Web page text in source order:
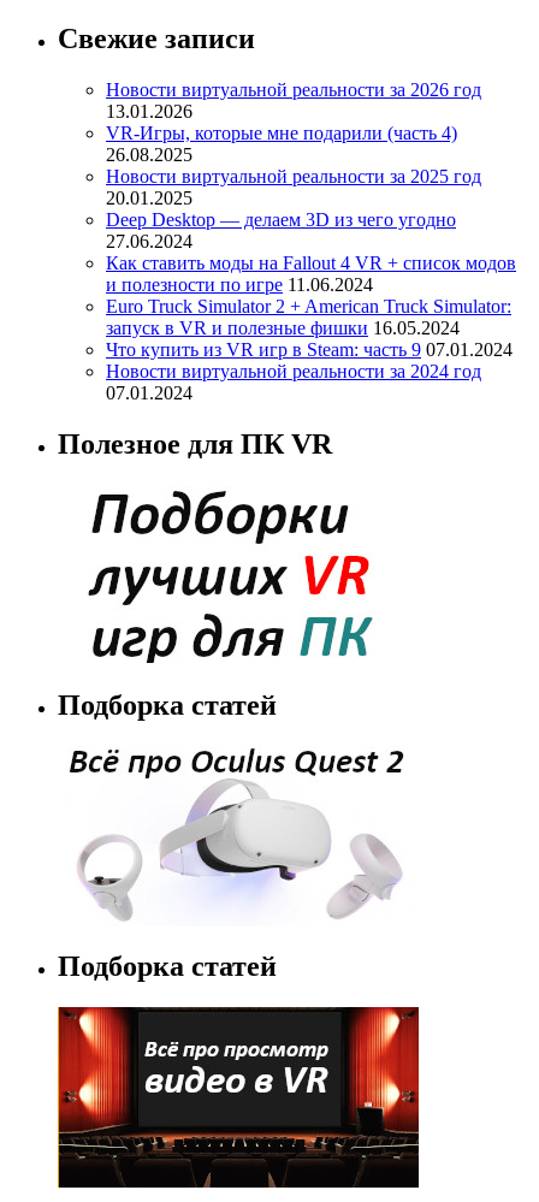
Свежие записи
Новости виртуальной реальности за 2026 год
13.01.2026
VR-Игры, которые мне подарили (часть 4)
26.08.2025
Новости виртуальной реальности за 2025 год
20.01.2025
Deep Desktop — делаем 3D из чего угодно
27.06.2024
Как ставить моды на Fallout 4 VR + список модов
и полезности по игре 11.06.2024
Euro Truck Simulator 2 + American Truck Simulator:
запуск в VR и полезные фишки 16.05.2024
Что купить из VR игр в Steam: часть 9 07.01.2024
Новости виртуальной реальности за 2024 год
07.01.2024
Полезное для ПК VR
Подборка статей
Подборка статей